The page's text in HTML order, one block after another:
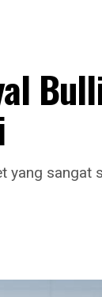
yang sangat